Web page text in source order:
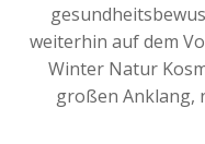
weiterhin auf dem
Winter Natur
großen Anklang,